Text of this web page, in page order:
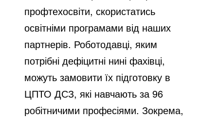
профтехосвіти, скористатись
освітніми програмами від наших
партнерів. Роботодавці, яким
потрібні дефіцитні нині фахівці,
можуть замовити їх підготовку в
ЦПТО ДСЗ, які навчають за 96
робітничими професіями. Зокрема,